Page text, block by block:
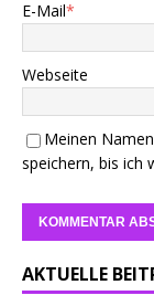
E-Mail*
Webseite
Meinen
speichern, bis ich
AKTUELLE